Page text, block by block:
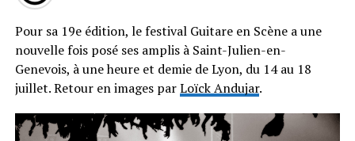
Pour sa 19e édition, le festival Guitare en Scène a une
nouvelle fois posé ses amplis à Saint-Julien-en-
Genevois, à une heure et demie de Lyon, du 14 au 18
juillet. Retour en images parLoïck Andujar.